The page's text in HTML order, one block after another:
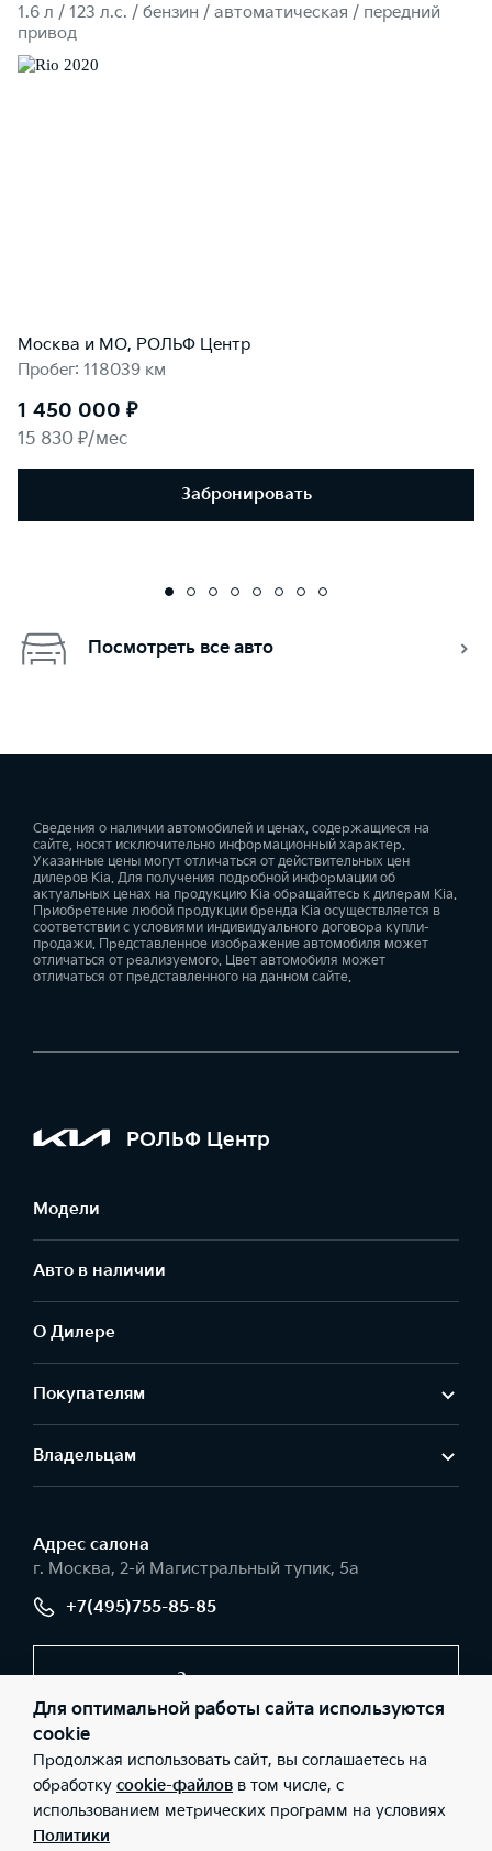
1.6 л / 123 л.c. / бензин / автоматическая / передний
привод
Москва и МО, РОЛЬФ Центр
Пробег: 118039 км
1 450 000 ₽
15 830 ₽/мес
Забронировать
Посмотреть все авто
Сведения о наличии автомобилей и ценах, содержащиеся на
сайте, носят исключительно информационный характер.
Указанные цены могут отличаться от действительных цен
дилеров Kia. Для получения подробной информации об
актуальных ценах на продукцию Kia обращайтесь к дилерам Kia.
Приобретение любой продукции бренда Kia осуществляется в
соответствии с условиями индивидуального договора купли-
продажи. Представленное изображение автомобиля может
отличаться от реализуемого. Цвет автомобиля может
отличаться от представленного на данном сайте.
РОЛЬФ Центр
Модели
Авто в наличии
О Дилере
Покупателям
Владельцам
Адрес салонa
г. Москва, 2-й Магистральный тупик, 5а
+7(495)755-85-85
Заказать звонок
© 2026 Юридические лица АО «РОЛЬФ», Филиал «Центр»
(Фактический адрес: г. Москва, 2-й Магистральный тупик, 5а;
Телефон: +7(495)755-85-85; ИНН: 5047254063; ОГРН:
1215000076279), ООО «Киа Россия и СНГ» (Фактический адрес:
г.Москва, Валовая 26; Телефон: 8 800 301 08 80; ИНН:
7728674093; ОГРН: 5087746291760) ведут деятельность на
Для оптимальной работы сайта используются
cookie
Продолжая использовать сайт, вы соглашаетесь на
обработку cookie-файлов в том числе, с
использованием метрических программ на условиях
Политики